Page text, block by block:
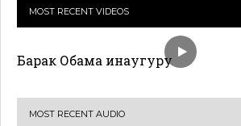
MOST RECENT VIDEOS
Барак Обама инаугуру
MOST RECENT AUDIO